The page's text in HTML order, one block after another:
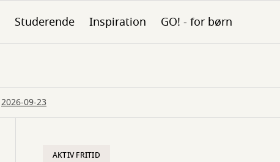
Studerende Inspiration GO! - for børn
2026-09-23
AKTIV FRITID